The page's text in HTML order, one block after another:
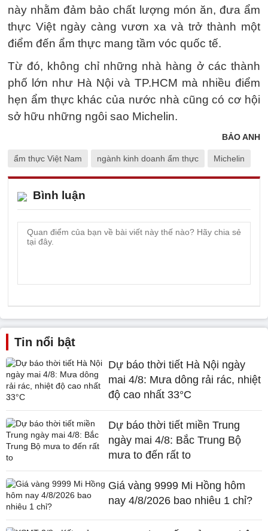
này nhằm đảm bảo chất lượng món ăn, đưa ẩm
thực Việt ngày càng vươn xa và trở thành một
điểm đến ẩm thực mang tầm vóc quốc tế.
Từ đó, không chỉ những nhà hàng ở các thành
phố lớn như Hà Nội và TP.HCM mà nhiều điểm
hẹn ẩm thực khác của nước nhà cũng có cơ hội
sở hữu những ngôi sao Michelin.
BẢO ANH
ẩm thực Việt Nam ngành kinh doanh ẩm thực Michelin
Bình luận
Tin nổi bật
Dự báo thời tiết Hà Nội ngày
mai 4/8: Mưa dông rải rác, nhiệt
độ cao nhất 33°C
Dự báo thời tiết miền Trung
ngày mai 4/8: Bắc Trung Bộ
mưa to đến rất to
Giá vàng 9999 Mi Hồng hôm
nay 4/8/2026 bao nhiêu 1 chỉ?